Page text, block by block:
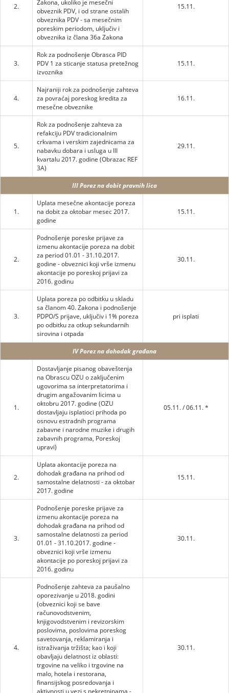
2.
Zakona, ukoliko je mesečni
obveznik PDV, i od strane ostalih
obveznika PDV - sa mesečnim
poreskim periodom, uključiv i
obveznika iz člana 36a Zakona
15.11.
3.
Rok za podnošenje Obrasca PID
PDV 1 za sticanje statusa pretežnog
izvoznika
15.11.
4.
Najraniji rok za podnošenje zahteva
za povraćaj poreskog kredita za
mesečne obveznike
16.11.
5.
Rok za podnošenje zahteva za
refakciju PDV tradicionalnim
crkvama i verskim zajednicama za
nabavku dobara i usluga u III
kvartalu 2017. godine (Obrazac REF
3A)
29.11.
III Porez na dobit pravnih lica
1.
Uplata mesečne akontacije poreza
na dobit za oktobar mesec 2017.
godine
15.11.
2.
Podnošenje poreske prijave za
izmenu akontacije poreza na dobit
za period 01.01 - 31.10.2017.
godine - obveznici koji vrše izmenu
akontacije po poreskoj prijavi za
2016. godinu
30.11.
3.
Uplata poreza po odbitku u skladu
sa članom 40. Zakona i podnošenje
PDPO/S prijave, uključiv i 1% poreza
po odbitku za otkup sekundarnih
sirovina i otpada
pri isplati
IV Porez na dohodak građana
1.
Dostavljanje pisanog obaveštenja
na Obrascu OZU o zaključenim
ugovorima sa interpretatorima i
drugim angažovanim licima u
oktobru 2017. godine (OZU
dostavljaju isplatioci prihoda po
osnovu estradnih programa
zabavne i narodne muzike i drugih
zabavnih programa, Poreskoj
upravi)
05.11. / 06.11. *
2.
Uplata akontacije poreza na
dohodak građana na prihod od
samostalne delatnosti - za oktobar
2017. godine
15.11.
3.
Podnošenje poreske prijave za
izmenu akontacije poreza na
dohodak građana na prihod od
samostalne delatnosti za period
01.01 - 31.10.2017. godine -
obveznici koji vrše izmenu
akontacije po poreskoj prijavi za
2016. godinu
30.11.
4.
Podnošenje zahteva za paušalno
oporezivanje u 2018. godini
(obveznici koji se bave
računovodstvenim,
knjigovodstvenim i revizorskim
poslovima, poslovima poreskog
savetovanja, reklamiranja i
istraživanja tržišta; kao i koji
obavljaju delatnost iz oblasti:
trgovine na veliko i trgovine na
malo, hotela i restorana,
finansijskog posredovanja i
aktivnosti u vezi s nekretninama -
30.11.